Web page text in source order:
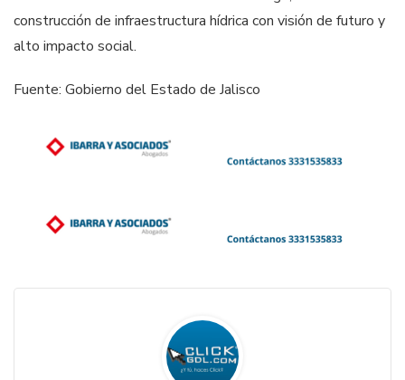
construcción de infraestructura hídrica con visión de futuro y
alto impacto social.
Fuente: Gobierno del Estado de Jalisco